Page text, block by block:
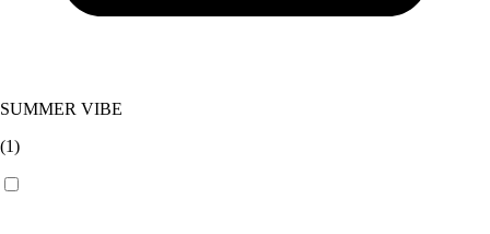
SUMMER VIBE
(1)